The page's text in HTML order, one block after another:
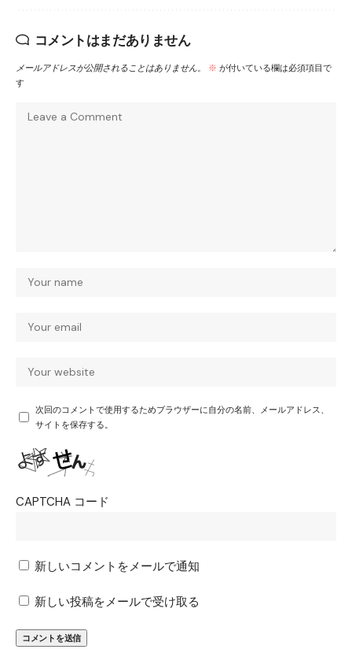
コメントはまだありません
メールアドレスが公開されることはありません。 ※ が付いている欄は必須項目で
す
次回のコメントで使用するためブラウザーに自分の名前、メールアドレス、
サイトを保存する。
CAPTCHA コード
新しいコメントをメールで通知
新しい投稿をメールで受け取る